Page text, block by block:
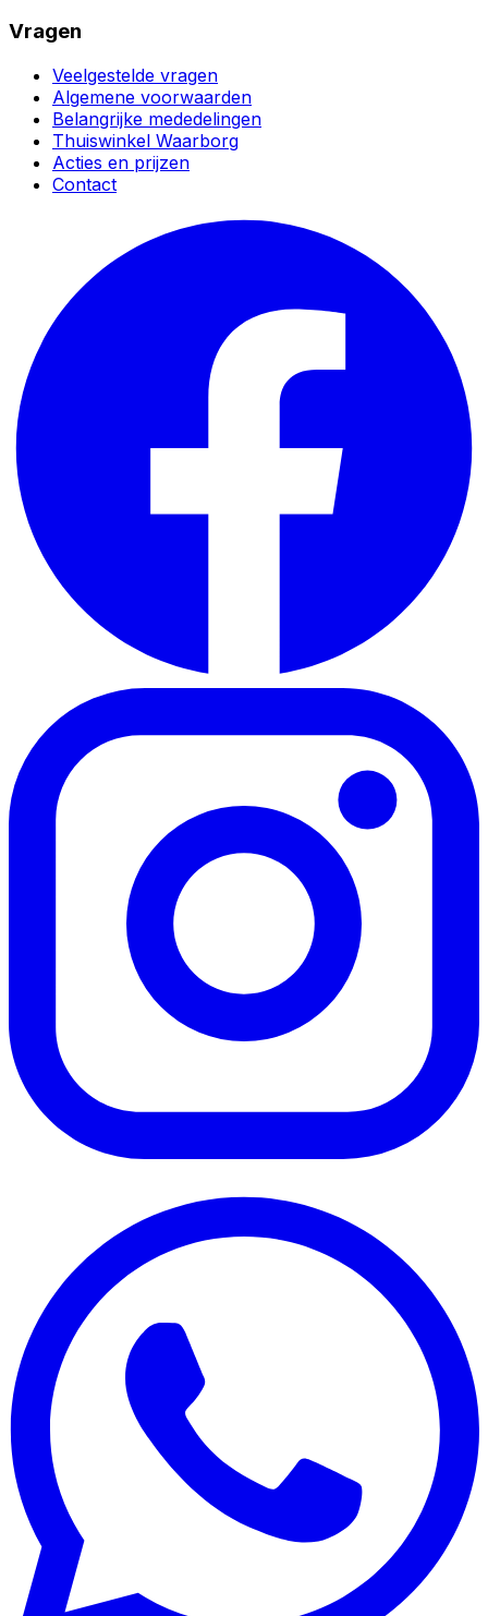
Vragen
Veelgestelde vragen
Algemene voorwaarden
Belangrijke mededelingen
Thuiswinkel Waarborg
Acties en prijzen
Contact